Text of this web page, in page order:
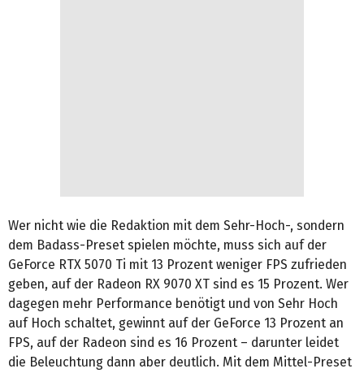
Wer nicht wie die Redaktion mit dem Sehr-Hoch-, sondern
dem Badass-Preset spielen möchte, muss sich auf der
GeForce RTX 5070 Ti mit 13 Prozent weniger FPS zufrieden
geben, auf der Radeon RX 9070 XT sind es 15 Prozent. Wer
dagegen mehr Performance benötigt und von Sehr Hoch
auf Hoch schaltet, gewinnt auf der GeForce 13 Prozent an
FPS, auf der Radeon sind es 16 Prozent – darunter leidet
die Beleuchtung dann aber deutlich. Mit dem Mittel-Preset